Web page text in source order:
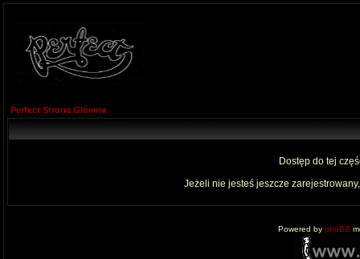
Perfect Strona Główna
Dostęp do tej
Jeżeli nie jesteś jeszcze
Powered by phpBB